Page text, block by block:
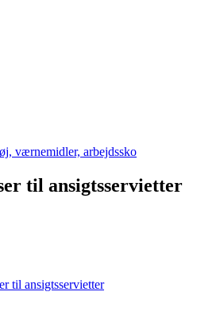
til ansigtsservietter